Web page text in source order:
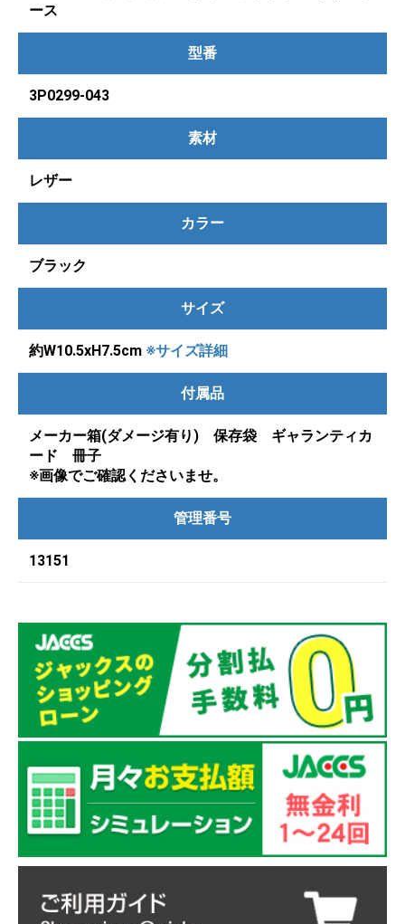
ース
型番
3P0299-043
素材
レザー
カラー
ブラック
サイズ
約W10.5xH7.5cm ※サイズ詳細
付属品
メーカー箱(ダメージ有り) 保存袋 ギャランティカ
ード 冊子
※画像でご確認くださいませ。
管理番号
13151